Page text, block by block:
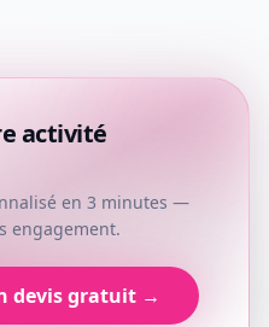
activité
en 3 minutes —
engagement.
devis gratuit →